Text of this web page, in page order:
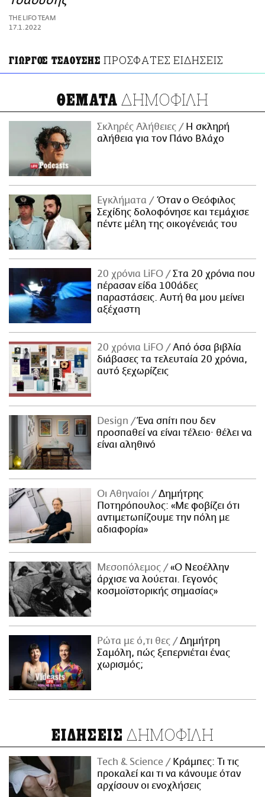
ΑΜΠΑ
PRINT
THE LIFO TEAM
17.1.2022
ΓΙΩΡΓΟΣ ΤΣΑΟΥΣΗΣ ΠΡΟΣΦΑΤΕΣ ΕΙΔΗΣΕΙΣ
ΘΕΜΑΤΑ ΔΗΜΟΦΙΛΗ
Σκληρές Αλήθειες
H σκληρή
αλήθεια για τον Πάνο Βλάχο
Εγκλήματα
Όταν ο Θεόφιλος
Σεχίδης δολοφόνησε και τεμάχισε
πέντε μέλη της οικογένειάς του
20 χρόνια LiFO
Στα 20 χρόνια που
πέρασαν είδα 100άδες
παραστάσεις. Αυτή θα μου μείνει
αξέχαστη
20 χρόνια LiFO
Από όσα βιβλία
διάβασες τα τελευταία 20 χρόνια,
αυτό ξεχωρίζεις
Design
Ένα σπίτι που δεν
προσπαθεί να είναι τέλειο· θέλει να
είναι αληθινό
Οι Αθηναίοι
Δημήτρης
Ποτηρόπουλος: «Με φοβίζει ότι
αντιμετωπίζουμε την πόλη με
αδιαφορία»
Μεσοπόλεμος
«Ο Νεοέλλην
άρχισε να λούεται. Γεγονός
κοσμοϊστορικής σημασίας»
Ρώτα με ό,τι θες
Δημήτρη
Σαμόλη, πώς ξεπερνιέται ένας
χωρισμός;
ΕΙΔΗΣΕΙΣ ΔΗΜΟΦΙΛΗ
Τech & Science
Κράμπες: Τι τις
προκαλεί και τι να κάνουμε όταν
αρχίσουν οι ενοχλήσεις